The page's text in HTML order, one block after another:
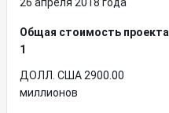
Общая стоимость проекта
1
ДОЛЛ. США 2900.00
миллионов